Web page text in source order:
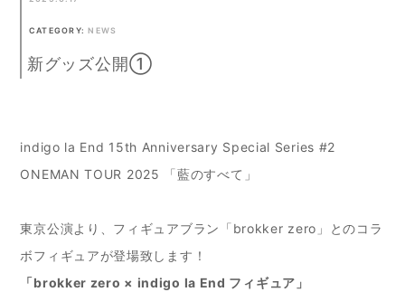
CATEGORY: NEWS
新グッズ公開①
indigo la End 15th Anniversary Special Series #2
ONEMAN TOUR 2025 「藍のすべて」
東京公演より、フィギュアブラン「brokker zero」とのコラ
ボフィギュアが登場致します！
「brokker zero × indigo la End フィギュア」